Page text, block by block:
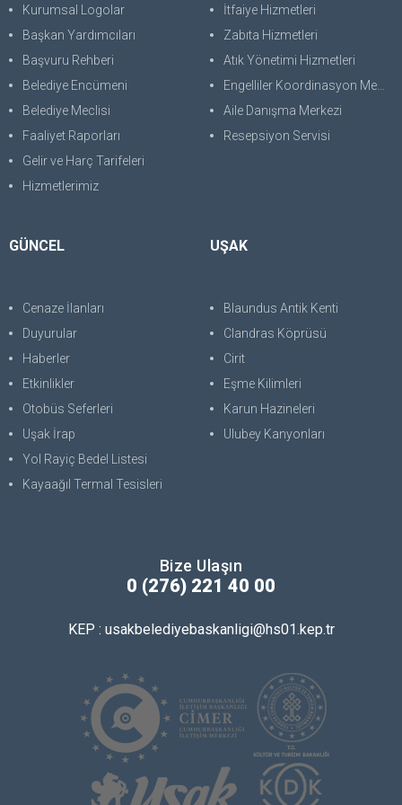
Kurumsal Logolar
Başkan Yardımcıları
Başvuru Rehberi
Belediye Encümeni
Belediye Meclisi
Faaliyet Raporları
Gelir ve Harç Tarifeleri
Hizmetlerimiz
İtfaiye Hizmetleri
Zabıta Hizmetleri
Atık Yönetimi Hizmetleri
Engelliler Koordinasyon Merkezi
Aile Danışma Merkezi
Resepsiyon Servisi
GÜNCEL
Cenaze İlanları
Duyurular
Haberler
Etkinlikler
Otobüs Seferleri
Uşak İrap
Yol Rayiç Bedel Listesi
Kayaağıl Termal Tesisleri
UŞAK
Blaundus Antik Kenti
Clandras Köprüsü
Cirit
Eşme Kilimleri
Karun Hazineleri
Ulubey Kanyonları
Bize Ulaşın
0 (276) 221 40 00
KEP : usakbelediyebaskanligi@hs01.kep.tr